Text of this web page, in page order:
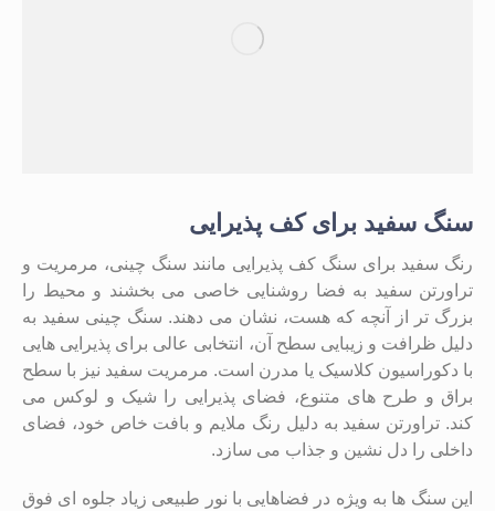
سنگ سفید برای کف پذیرایی
رنگ سفید برای سنگ کف پذیرایی مانند سنگ چینی، مرمریت و
تراورتن سفید به فضا روشنایی خاصی می ‌بخشند و محیط را
بزرگ ‌تر از آنچه که هست، نشان می ‌دهند. سنگ چینی سفید به
دلیل ظرافت و زیبایی سطح آن، انتخابی عالی برای پذیرایی ‌هایی
با دکوراسیون کلاسیک یا مدرن است. مرمریت سفید نیز با سطح
براق و طرح‌ های متنوع، فضای پذیرایی را شیک و لوکس می‌
کند. تراورتن سفید به دلیل رنگ ملایم و بافت خاص خود، فضای
داخلی را دل ‌نشین و جذاب می‌ سازد.
این سنگ ‌ها به‌ ویژه در فضاهایی با نور طبیعی زیاد جلوه ‌ای فوق